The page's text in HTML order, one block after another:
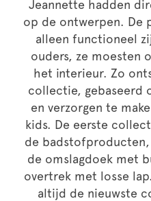
Jeannette hadden
op de ontwerpen. De
alleen functioneel
ouders, ze moesten
het interieur. Zo
collectie, gebaseerd
en verzorgen te
kids. De eerste
de
de omslagdoek met
overtrek met losse
altijd de nieuwste